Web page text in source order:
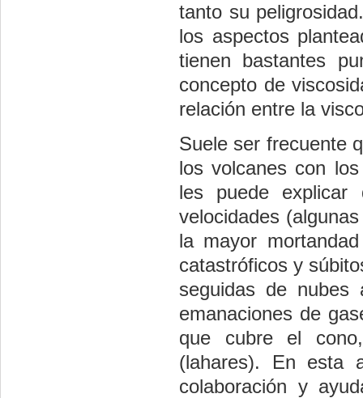
tanto su
los aspectos
tienen bastantes
concepto de
relación entre la
Suele ser frecuente
los volcanes con
les puede explicar
velocidades
la mayor
catastróficos y
seguidas de nubes
emanaciones de
que cubre el
(lahares). En esta
colaboración y